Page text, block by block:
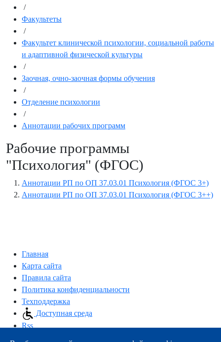
/
Факультеты
/
Факультет клинической психологии, социальной работы
и адаптивной физической культуры
/
Заочная, очно-заочная формы обучения
/
Отделение психологии
/
Аннотации рабочих программ
Рабочие программы
"Психология" (ФГОС)
Аннотации РП по ОП 37.03.01 Психология (ФГОС 3+)
Аннотации РП по ОП 37.03.01 Психология (ФГОС 3++)
Главная
Карта сайта
Правила сайта
Политика конфиденциальности
Техподдержка
Доступная среда
Rss